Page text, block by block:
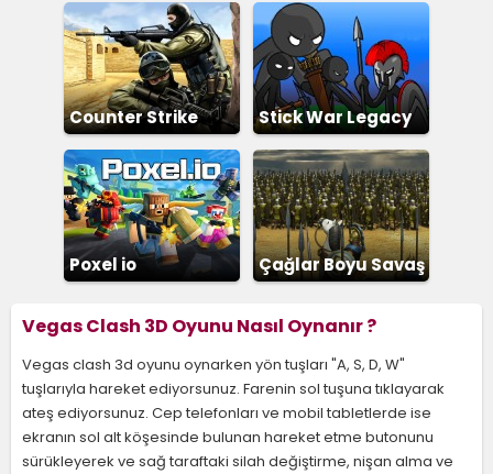
Counter Strike Stick War Legacy
Poxel io
Çağlar Boyu Savaş
Vegas Clash 3D Oyunu Nasıl Oynanır ?
Vegas clash 3d oyunu oynarken yön tuşları "A, S, D, W"
tuşlarıyla hareket ediyorsunuz. Farenin sol tuşuna tıklayarak
ateş ediyorsunuz. Cep telefonları ve mobil tabletlerde ise
ekranın sol alt köşesinde bulunan hareket etme butonunu
sürükleyerek ve sağ taraftaki silah değiştirme, nişan alma ve